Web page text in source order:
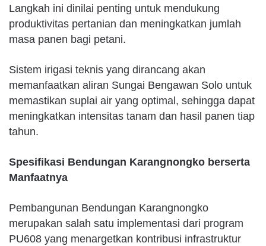
Langkah ini dinilai penting untuk mendukung
produktivitas pertanian dan meningkatkan jumlah
masa panen bagi petani.
Sistem irigasi teknis yang dirancang akan
memanfaatkan aliran Sungai Bengawan Solo untuk
memastikan suplai air yang optimal, sehingga dapat
meningkatkan intensitas tanam dan hasil panen tiap
tahun.
Spesifikasi Bendungan Karangnongko berserta
Manfaatnya
Pembangunan Bendungan Karangnongko
merupakan salah satu implementasi dari program
PU608 yang menargetkan kontribusi infrastruktur